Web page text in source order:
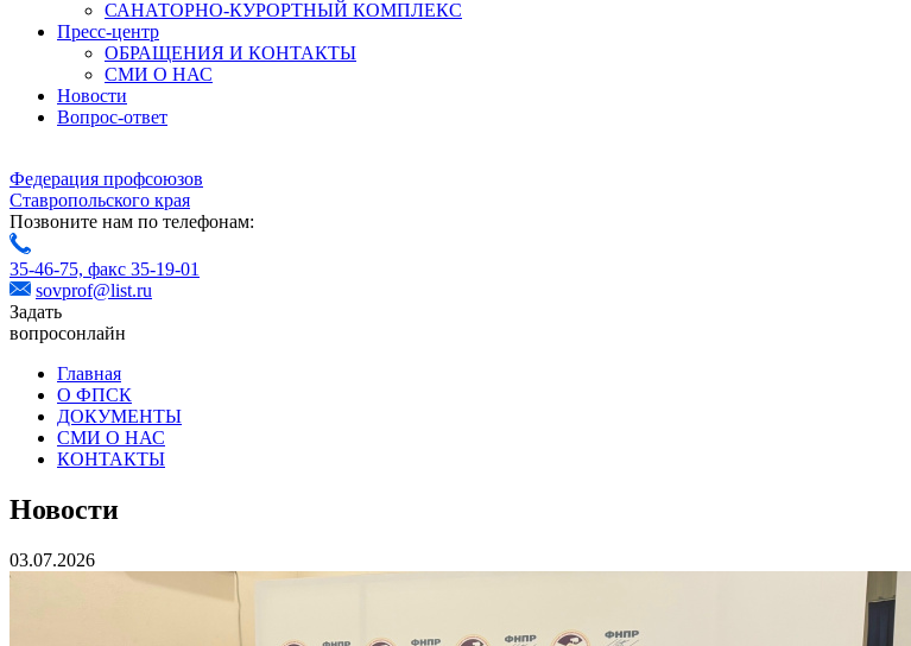
САНАТОРНО-КУРОРТНЫЙ КОМПЛЕКС
Пресс-центр
ОБРАЩЕНИЯ И КОНТАКТЫ
СМИ О НАС
Новости
Вопрос-ответ
Федерация профсоюзов
Ставропольского края
Позвоните нам по телефонам:
35-46-75, факс 35-19-01
sovprof@list.ru
Задать
вопросонлайн
Главная
О ФПСК
ДОКУМЕНТЫ
СМИ О НАС
КОНТАКТЫ
Новости
03.07.2026